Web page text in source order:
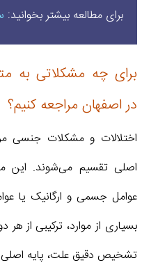
برای مطالعه بیشتر بخوانید:
برای چه مشکلاتی به
در اصفهان مراجعه کنیم؟
اختلالات و مشکلات جنسی
اصلی تقسیم می‌شوند. این
عوامل جسمی و ارگانیک یا
بسیاری از موارد، ترکیبی از
تشخیص دقیق علت، پایه اصلی